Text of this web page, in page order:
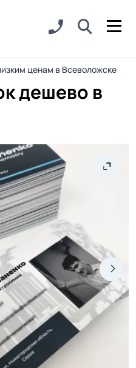
ценам в Всеволожске
дешево в